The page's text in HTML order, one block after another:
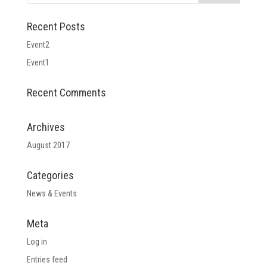
Recent Posts
Event2
Event1
Recent Comments
Archives
August 2017
Categories
News & Events
Meta
Log in
Entries feed